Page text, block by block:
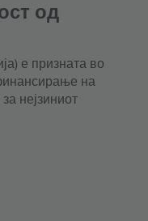
од
е призната во
на
нејзиниот